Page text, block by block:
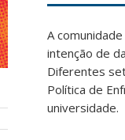
A
intenção de
Diferentes
Política de
universidade.